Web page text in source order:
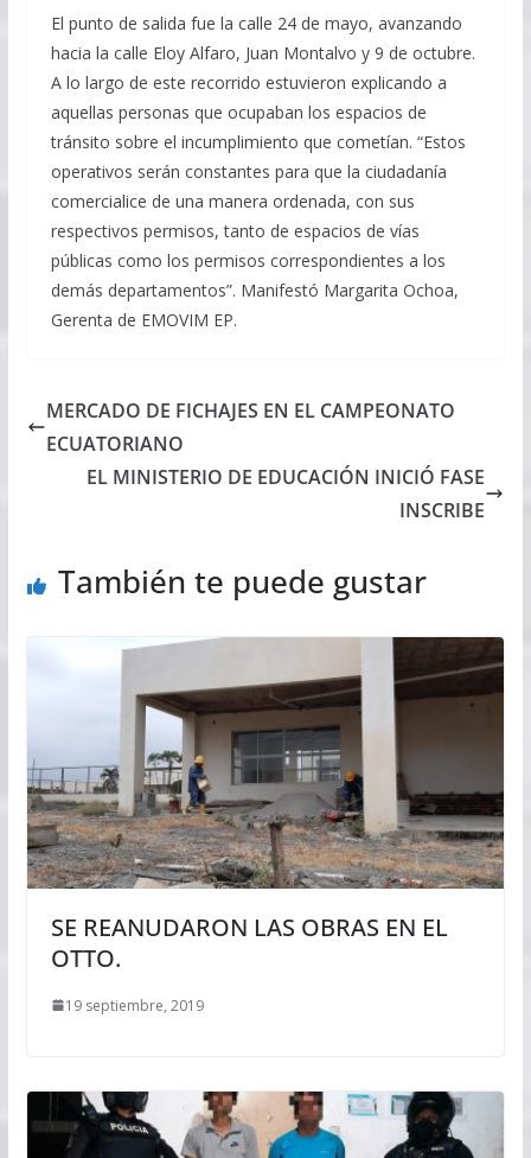
El punto de salida fue la calle 24 de mayo, avanzando
hacia la calle Eloy Alfaro, Juan Montalvo y 9 de octubre.
A lo largo de este recorrido estuvieron explicando a
aquellas personas que ocupaban los espacios de
tránsito sobre el incumplimiento que cometían. “Estos
operativos serán constantes para que la ciudadanía
comercialice de una manera ordenada, con sus
respectivos permisos, tanto de espacios de vías
públicas como los permisos correspondientes a los
demás departamentos”. Manifestó Margarita Ochoa,
Gerenta de EMOVIM EP.
MERCADO DE FICHAJES EN EL CAMPEONATO
ECUATORIANO
EL MINISTERIO DE EDUCACIÓN INICIÓ FASE
INSCRIBE
También te puede gustar
SE REANUDARON LAS OBRAS EN EL
OTTO.
19 septiembre, 2019